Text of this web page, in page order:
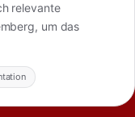
relevante
um das